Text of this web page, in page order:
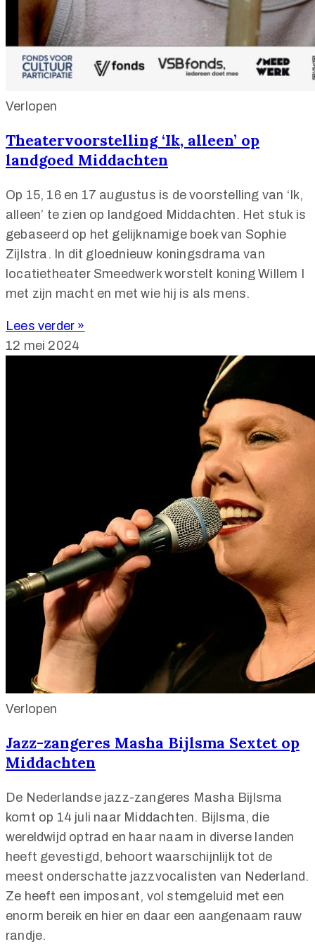
Verlopen
Theatervoorstelling ‘Ik, alleen’ op
landgoed Middachten
Op 15, 16 en 17 augustus is de voorstelling van ‘Ik,
alleen’ te zien op landgoed Middachten. Het stuk is
gebaseerd op het gelijknamige boek van Sophie
Zijlstra. In dit gloednieuw koningsdrama van
locatietheater Smeedwerk worstelt koning Willem I
met zijn macht en met wie hij is als mens.
Lees verder »
12 mei 2024
Verlopen
Jazz-zangeres Masha Bijlsma Sextet op
Middachten
De Nederlandse jazz-zangeres Masha Bijlsma
komt op 14 juli naar Middachten. Bijlsma, die
wereldwijd optrad en haar naam in diverse landen
heeft gevestigd, behoort waarschijnlijk tot de
meest onderschatte jazzvocalisten van Nederland.
Ze heeft een imposant, vol stemgeluid met een
enorm bereik en hier en daar een aangenaam rauw
randje.